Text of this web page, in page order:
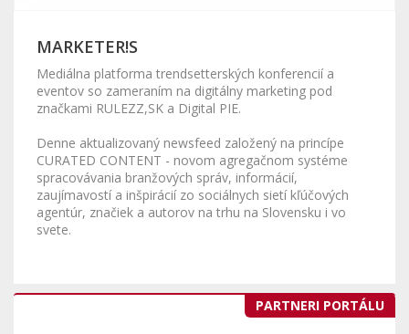
MARKETER!S
Mediálna platforma trendsetterských konferencií a
eventov so zameraním na digitálny marketing pod
značkami RULEZZ,SK a Digital PIE.
Denne aktualizovaný newsfeed založený na princípe
CURATED CONTENT - novom agregačnom systéme
spracovávania branžových správ, informácií,
zaujímavostí a inšpirácií zo sociálnych sietí kľúčových
agentúr, značiek a autorov na trhu na Slovensku i vo
svete.
PARTNERI PORTÁLU